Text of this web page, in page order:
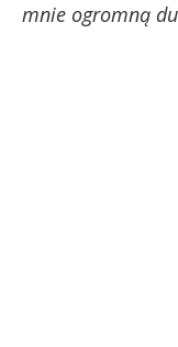
mnie ogromną